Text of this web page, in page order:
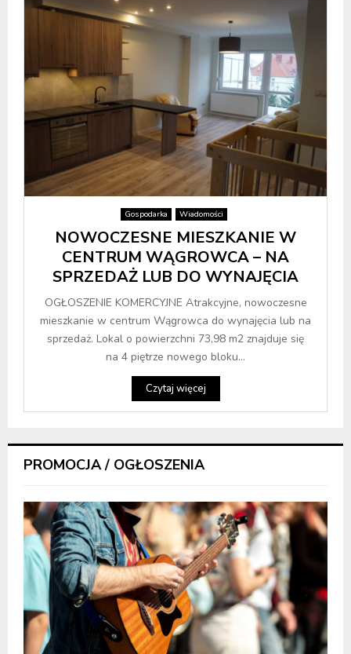
Gospodarka Wiadomości
NOWOCZESNE MIESZKANIE W
CENTRUM WĄGROWCA – NA
SPRZEDAŻ LUB DO WYNAJĘCIA
OGŁOSZENIE KOMERCYJNE Atrakcyjne, nowoczesne
mieszkanie w centrum Wągrowca do wynajęcia lub na
sprzedaż. Lokal o powierzchni 73,98 m2 znajduje się
na 4 piętrze nowego bloku...
Czytaj więcej
PROMOCJA / OGŁOSZENIA